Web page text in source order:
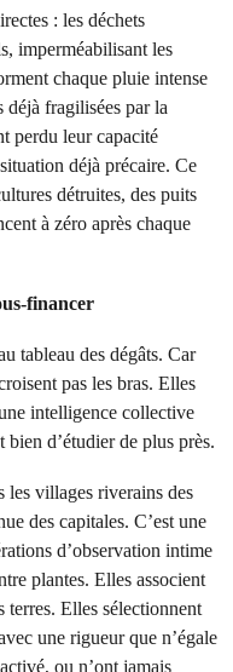
: les déchets
imperméabilisant les
chaque pluie intense
déjà fragilisées par la
perdu leur capacité
déjà précaire. Ce
détruites, des puits
à zéro après chaque
financer
tableau des dégâts. Car
pas les bras. Elles
intelligence collective
d’étudier de plus près.
les villages riverains des
des capitales. C’est une
d’observation intime
plantes. Elles associent
Elles sélectionnent
une rigueur que n’égale
ou n’ont jamais